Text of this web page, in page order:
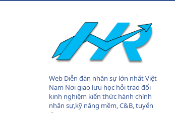
Web Diễn đàn nhân sự lớn nhất Việt
Nam Nơi giao lưu học hỏi trao đổi
kinh nghiệm kiến thức hành chính
nhân sự,kỹ năng mềm, C&B, tuyển